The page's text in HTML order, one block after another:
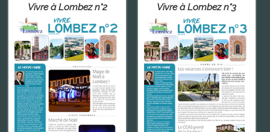
Vivre à Lombez n°2 Vivre à Lombez n°3